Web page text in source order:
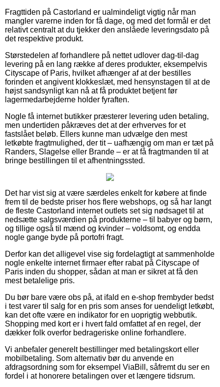
Fragttiden på Castorland er ualmindeligt vigtig når man
mangler varerne inden for få dage, og med det formål er det
relativt centralt at du tjekker den anslåede leveringsdato på
det respektive produkt.
Størstedelen af forhandlere på nettet udlover dag-til-dag
levering på en lang række af deres produkter, eksempelvis
Cityscape of Paris, hvilket afhænger af at der bestilles
forinden et angivent klokkeslæt, med hensynstagen til at de
højst sandsynligt kan nå at få produktet betjent før
lagermedarbejderne holder fyraften.
Nogle få internet butikker præsterer levering uden betaling,
men undertiden påkræves det at der erhverves for et
fastslået beløb. Ellers kunne man udvælge den mest
letkøbte fragtmulighed, der tit – uafhængig om man er tæt på
Randers, Slagelse eller Brande – er at få fragtmanden til at
bringe bestillingen til et afhentningssted.
Det har vist sig at være særdeles enkelt for købere at finde
frem til de bedste priser hos flere webshops, og så har langt
de fleste Castorland internet outlets set sig nødsaget til at
nedsætte salgsværdien på produkterne – til babyer og børn,
og tillige også til mænd og kvinder – voldsomt, og endda
nogle gange byde på portofri fragt.
Derfor kan det alligevel vise sig fordelagtigt at sammenholde
nogle enkelte internet firmaer efter rabat på Cityscape of
Paris inden du shopper, sådan at man er sikret at få den
mest betalelige pris.
Du bør bare være obs på, at ifald en e-shop frembyder bedst
i test varer til salg for en pris som anses for uendeligt letkøbt,
kan det ofte være en indikator for en uoprigtig webbutik.
Shopping med kort er i hvert fald omfattet af en regel, der
dækker folk overfor bedrageriske online forhandlere.
Vi anbefaler generelt bestillinger med betalingskort eller
mobilbetaling. Som alternativ bør du anvende en
afdragsordning som for eksempel ViaBill, såfremt du ser en
fordel i at honorere betalingen over et længere tidsrum.